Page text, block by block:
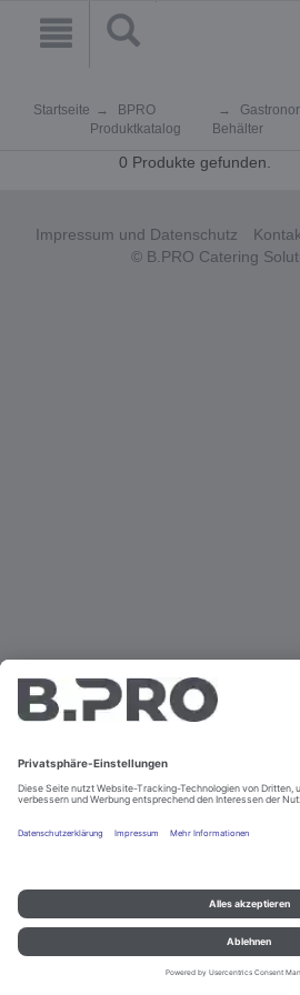
Startseite
BPRO
Produktkatalog
Behälter
0 Produkte gefunden.
Impressum und Datenschutz
© B.PRO Catering